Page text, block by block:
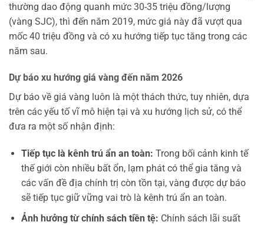
thường dao động quanh mức 30-35 triệu đồng/lượng
(vàng SJC), thì đến năm 2019, mức giá này đã vượt qua
mốc 40 triệu đồng và có xu hướng tiếp tục tăng trong các
năm sau.
Dự báo xu hướng giá vàng đến năm 2026
Dự báo về giá vàng luôn là một thách thức, tuy nhiên, dựa
trên các yếu tố vĩ mô hiện tại và xu hướng lịch sử, có thể
đưa ra một số nhận định:
Tiếp tục là kênh trú ẩn an toàn: Trong bối cảnh kinh tế
thế giới còn nhiều bất ổn, lạm phát có thể gia tăng và
các vấn đề địa chính trị còn tồn tại, vàng được dự báo
sẽ tiếp tục giữ vững vai trò là kênh trú ẩn an toàn.
Ảnh hưởng từ chính sách tiền tệ: Chính sách lãi suất